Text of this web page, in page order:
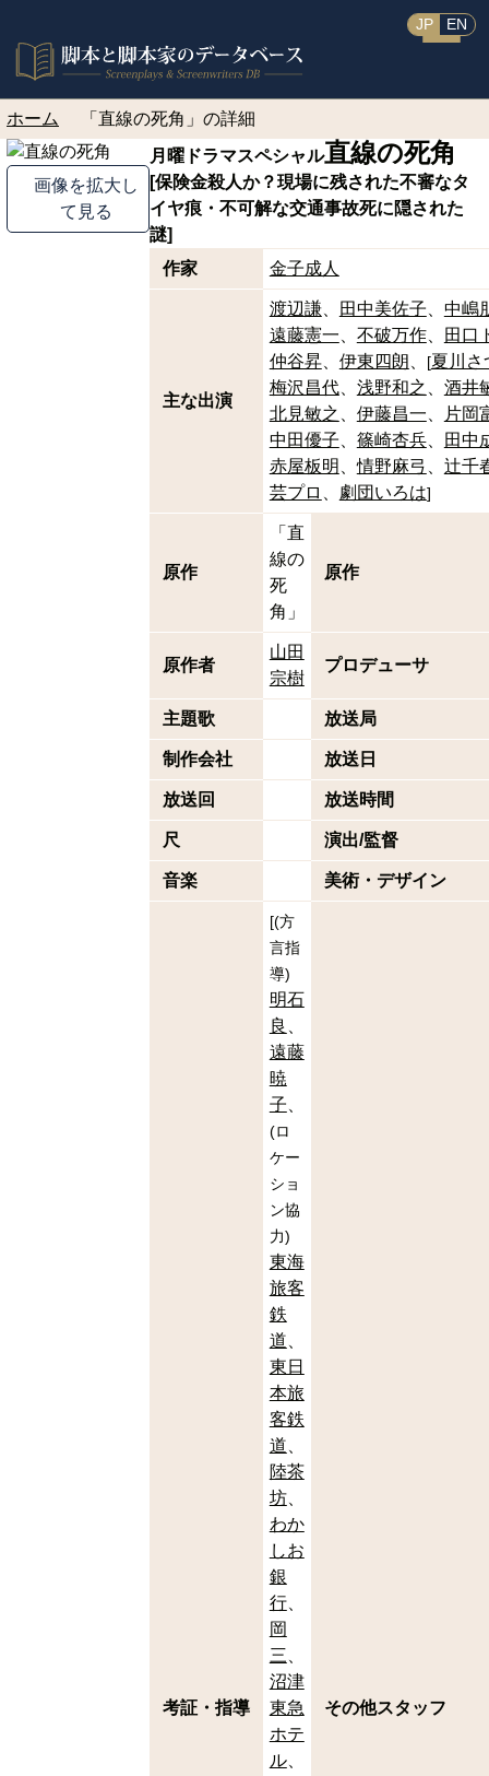
JP EN
ホーム 「直線の死角」の詳細
画像を拡大し
て見る
月曜ドラマスペシャル直線の死角
[保険金殺人か？現場に残された不審なタ
イヤ痕・不可解な交通事故死に隠された
謎]
作家
金子成人
主な出演
渡辺謙 田中美佐子
中嶋
遠藤憲一
不破万作
田口
仲谷昇
伊東四朗 [夏川さ
梅沢昌代
浅野和之
酒井
北見敏之
伊藤昌一
片岡
中田優子
篠崎杏兵
田中
赤屋板明
情野麻弓
辻千
芸プロ
劇団いろは]
原作
「直
線の
死
角」
原作
原作者
山田
宗樹
プロデューサ
主題歌 放送局
制作会社 放送日
放送回 放送時間
尺 演出/監督
音楽 美術・デザイン
考証・指導
[(方
言指
導)
明石
良
遠藤
暁
子
(ロ
ケー
ショ
ン協
力)
東海
旅客
鉄
道
東日
本旅
客鉄
道
陸茶
坊
わか
しお
銀
行
岡
三
沼津
東急
ホテ
ル
その他スタッフ